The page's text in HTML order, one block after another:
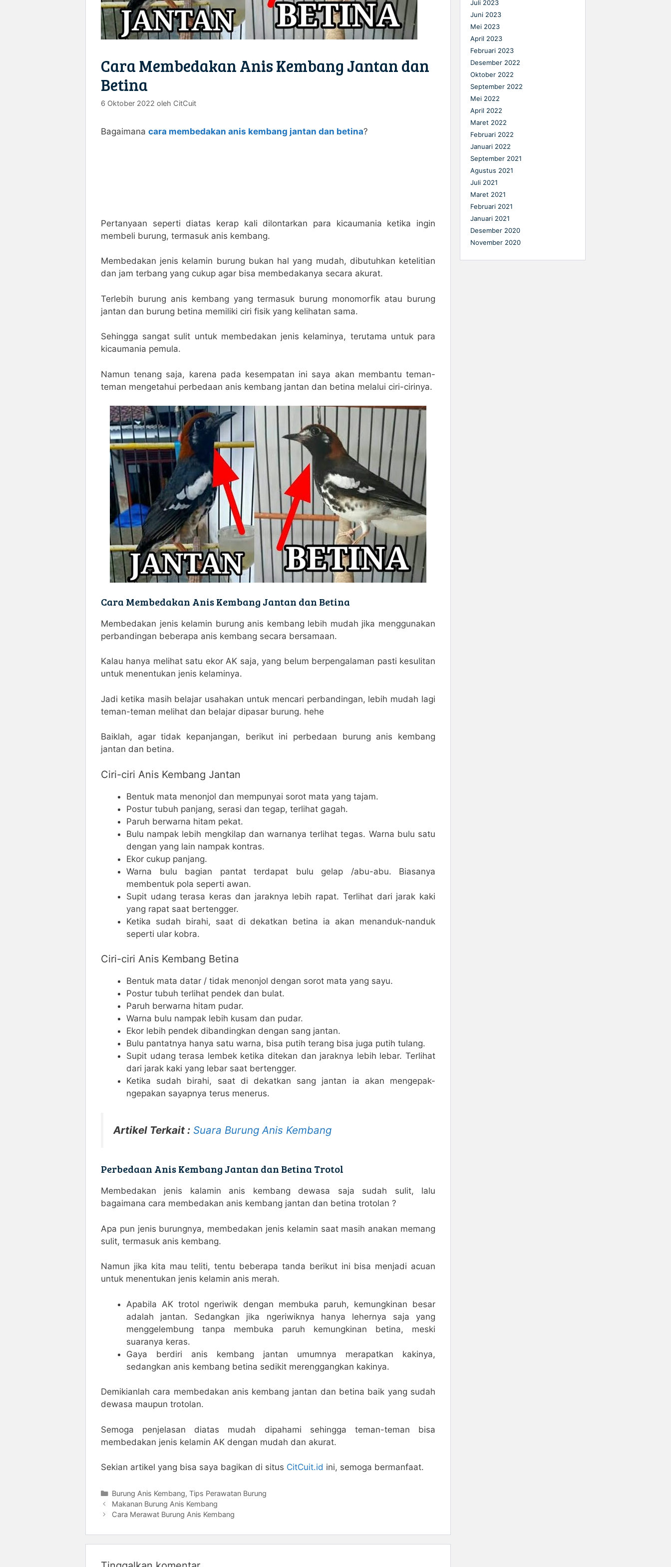
Cara Membedakan Anis Kembang Jantan dan
Betina
6 Oktober 2022 oleh CitCuit
Bagaimana cara membedakan anis kembang jantan dan betina?
Pertanyaan seperti diatas kerap kali dilontarkan para kicaumania ketika ingin
membeli burung, termasuk anis kembang.
Membedakan jenis kelamin burung bukan hal yang mudah, dibutuhkan ketelitian
dan jam terbang yang cukup agar bisa membedakanya secara akurat.
Terlebih burung anis kembang yang termasuk burung monomorfik atau burung
jantan dan burung betina memiliki ciri fisik yang kelihatan sama.
Sehingga sangat sulit untuk membedakan jenis kelaminya, terutama untuk para
kicaumania pemula.
Namun tenang saja, karena pada kesempatan ini saya akan membantu teman-
teman mengetahui perbedaan anis kembang jantan dan betina melalui ciri-cirinya.
Cara Membedakan Anis Kembang Jantan dan Betina
Membedakan jenis kelamin burung anis kembang lebih mudah jika menggunakan
perbandingan beberapa anis kembang secara bersamaan.
Kalau hanya melihat satu ekor AK saja, yang belum berpengalaman pasti kesulitan
untuk menentukan jenis kelaminya.
Jadi ketika masih belajar usahakan untuk mencari perbandingan, lebih mudah lagi
teman-teman melihat dan belajar dipasar burung. hehe
Baiklah, agar tidak kepanjangan, berikut ini perbedaan burung anis kembang
jantan dan betina.
Ciri-ciri Anis Kembang Jantan
Bentuk mata menonjol dan mempunyai sorot mata yang tajam.
Postur tubuh panjang, serasi dan tegap, terlihat gagah.
Paruh berwarna hitam pekat.
Bulu nampak lebih mengkilap dan warnanya terlihat tegas. Warna bulu satu
dengan yang lain nampak kontras.
Ekor cukup panjang.
Warna bulu bagian pantat terdapat bulu gelap /abu-abu. Biasanya
membentuk pola seperti awan.
Supit udang terasa keras dan jaraknya lebih rapat. Terlihat dari jarak kaki
yang rapat saat bertengger.
Ketika sudah birahi, saat di dekatkan betina ia akan menanduk-nanduk
seperti ular kobra.
Ciri-ciri Anis Kembang Betina
Bentuk mata datar / tidak menonjol dengan sorot mata yang sayu.
Postur tubuh terlihat pendek dan bulat.
Paruh berwarna hitam pudar.
Warna bulu nampak lebih kusam dan pudar.
Ekor lebih pendek dibandingkan dengan sang jantan.
Bulu pantatnya hanya satu warna, bisa putih terang bisa juga putih tulang.
Supit udang terasa lembek ketika ditekan dan jaraknya lebih lebar. Terlihat
dari jarak kaki yang lebar saat bertengger.
Ketika sudah birahi, saat di dekatkan sang jantan ia akan mengepak-
ngepakan sayapnya terus menerus.
Artikel Terkait : Suara Burung Anis Kembang
Perbedaan Anis Kembang Jantan dan Betina Trotol
Membedakan jenis kalamin anis kembang dewasa saja sudah sulit, lalu
bagaimana cara membedakan anis kembang jantan dan betina trotolan ?
Apa pun jenis burungnya, membedakan jenis kelamin saat masih anakan memang
sulit, termasuk anis kembang.
Namun jika kita mau teliti, tentu beberapa tanda berikut ini bisa menjadi acuan
untuk menentukan jenis kelamin anis merah.
Apabila AK trotol ngeriwik dengan membuka paruh, kemungkinan besar
adalah jantan. Sedangkan jika ngeriwiknya hanya lehernya saja yang
menggelembung tanpa membuka paruh kemungkinan betina, meski
suaranya keras.
Gaya berdiri anis kembang jantan umumnya merapatkan kakinya,
sedangkan anis kembang betina sedikit merenggangkan kakinya.
Demikianlah cara membedakan anis kembang jantan dan betina baik yang sudah
dewasa maupun trotolan.
Semoga penjelasan diatas mudah dipahami sehingga teman-teman bisa
membedakan jenis kelamin AK dengan mudah dan akurat.
Sekian artikel yang bisa saya bagikan di situs CitCuit.id ini, semoga bermanfaat.
Kategori
Burung Anis Kembang, Tips Perawatan Burung
Makanan Burung Anis Kembang
Cara Merawat Burung Anis Kembang
Juli 2023
Juni 2023
Mei 2023
April 2023
Februari 2023
Desember 2022
Oktober 2022
September 2022
Mei 2022
April 2022
Maret 2022
Februari 2022
Januari 2022
September 2021
Agustus 2021
Juli 2021
Maret 2021
Februari 2021
Januari 2021
Desember 2020
November 2020